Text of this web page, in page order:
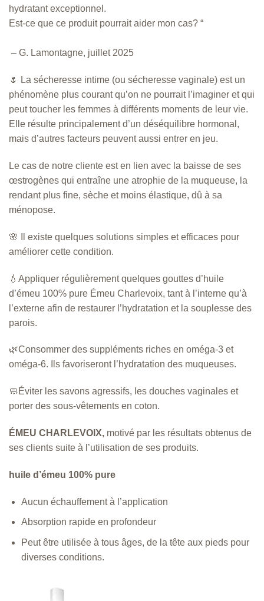
hydratant exceptionnel.
Est-ce que ce produit pourrait aider mon cas? “
– G. Lamontagne, juillet 2025
🌷 La sécheresse intime (ou sécheresse vaginale) est un
phénomène plus courant qu’on ne pourrait l’imaginer et qui
peut toucher les femmes à différents moments de leur vie.
Elle résulte principalement d’un déséquilibre hormonal,
mais d’autres facteurs peuvent aussi entrer en jeu.
Le cas de notre cliente est en lien avec la baisse de ses
œstrogènes qui entraîne une atrophie de la muqueuse, la
rendant plus fine, sèche et moins élastique, dû à sa
ménopose.
🌸 Il existe quelques solutions simples et efficaces pour
améliorer cette condition.
💧Appliquer régulièrement quelques gouttes d’huile
d’émeu 100% pure Émeu Charlevoix, tant à l’interne qu’à
l’externe afin de restaurer l’hydratation et la souplesse des
parois.
🌿Consommer des suppléments riches en oméga-3 et
oméga-6. Ils favoriseront l’hydratation des muqueuses.
🧼Éviter les savons agressifs, les douches vaginales et
porter des sous-vêtements en coton.
ÉMEU CHARLEVOIX, motivé par les résultats obtenus de
ses clients suite à l’utilisation de ses produits.
huile d’émeu 100% pure
Aucun échauffement à l’application
Absorption rapide en profondeur
Peut être utilisée à tous âges, de la tête aux pieds pour
diverses conditions.